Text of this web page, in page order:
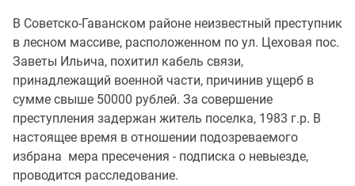
В Советско-Гаванском районе неизвестный преступник
в лесном массиве, расположенном по ул. Цеховая пос.
Заветы Ильича, похитил кабель связи,
принадлежащий военной части, причинив ущерб в
сумме свыше 50000 рублей. За совершение
преступления задержан житель поселка, 1983 г.р. В
настоящее время в отношении подозреваемого
избрана мера пресечения - подписка о невыезде,
проводится расследование.